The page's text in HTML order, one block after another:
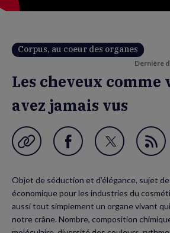
Corpus, au coeur des organes
Dernière
Les cheveux comme
avez jamais vus
Garder en favori
Partager
Facebook
(nouvelle
fenêtre)
Partager
Twitter
(nouvelle
fenêtre)
Flux
Objet de séduction et d’élégance, sujet
économique pour les industries du
aussi tout simplement un organe vivant
notre crâne. Nombre, composition